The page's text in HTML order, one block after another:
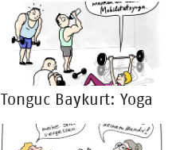
Tonguc Baykurt: Yoga